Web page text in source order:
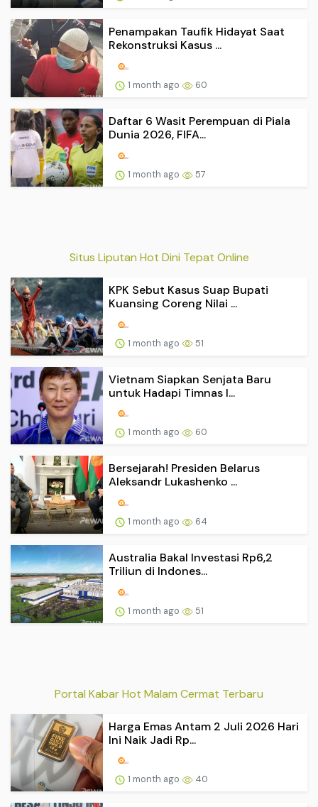
Penampakan Taufik Hidayat Saat
Rekonstruksi Kasus ...
1 month ago 60
Daftar 6 Wasit Perempuan di Piala
Dunia 2026, FIFA...
1 month ago 57
Situs Liputan Hot Dini Tepat Online
KPK Sebut Kasus Suap Bupati
Kuansing Coreng Nilai ...
1 month ago 51
Vietnam Siapkan Senjata Baru
untuk Hadapi Timnas I...
1 month ago 60
Bersejarah! Presiden Belarus
Aleksandr Lukashenko ...
1 month ago 64
Australia Bakal Investasi Rp6,2
Triliun di Indones...
1 month ago 51
Portal Kabar Hot Malam Cermat Terbaru
Harga Emas Antam 2 Juli 2026 Hari
Ini Naik Jadi Rp...
1 month ago 40